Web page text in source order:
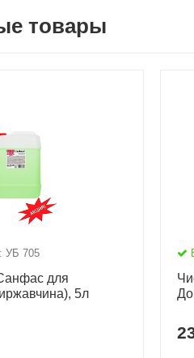
товары
УБ 705
для
5л